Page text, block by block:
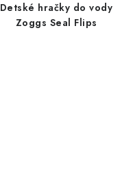
Detské hračky do vody
Zoggs Seal Flips